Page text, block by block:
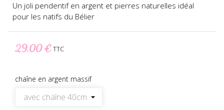
Un joli pendentif en argent et pierres naturelles idéal
pour les natifs du Bélier
29,00 €TTC
chaîne en argent massif